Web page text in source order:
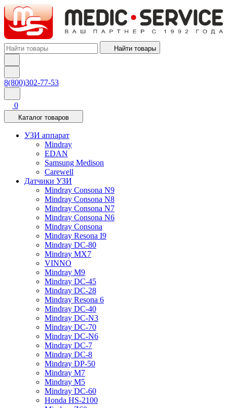
Найти товары
8(800)302-77-53
0
Каталог товаров
УЗИ аппарат
Mindray
EDAN
Samsung Medison
Carewell
Датчики УЗИ
Mindray Consona N9
Mindray Consona N8
Mindray Consona N7
Mindray Consona N6
Mindray Consona
Mindray Resona I9
Mindray DC-80
Mindray MX7
VINNO
Mindray M9
Mindray DC-45
Mindray DC-28
Mindray Resona 6
Mindray DC-40
Mindray DC-N3
Mindray DC-70
Mindray DC-N6
Mindray DC-7
Mindray DC-8
Mindray DP-50
Mindray M7
Mindray M5
Mindray DC-60
Honda HS-2100